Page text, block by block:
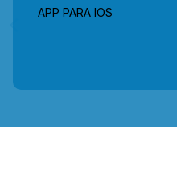
APP PARA IOS